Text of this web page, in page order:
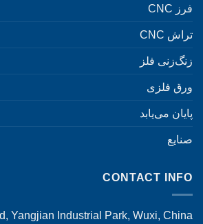
فرز CNC
تراش CNC
زنگ‌زنی فلز
ورق فلزی
پایان می‌یابد
صنایع
CONTACT INFO
Yangjian Industrial Park, Wuxi, China